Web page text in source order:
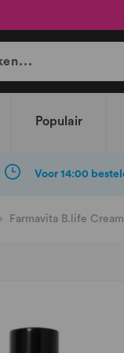
Populair
Voor 14:00
Farmavita B.life